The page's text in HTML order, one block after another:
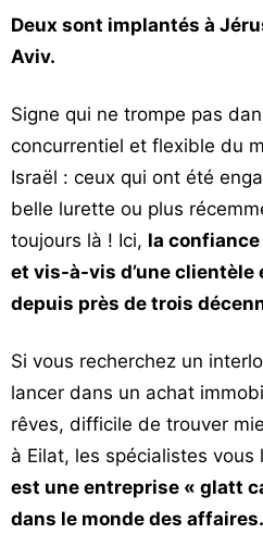
Deux sont implantés à
Aviv.
Signe qui ne trompe pas
concurrentiel et flexible du
Israël : ceux qui ont été
belle lurette ou plus
toujours là ! Ici, la
et vis-à-vis d’une clientèle
depuis près de trois
Si vous recherchez un
lancer dans un achat
rêves, difficile de trouver
à Eilat, les spécialistes vous
est une entreprise « glatt
dans le monde des affaires.